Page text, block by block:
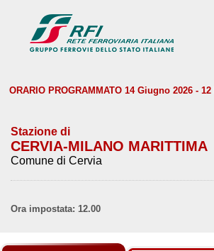
ORARIO PROGRAMMATO 14 Giugno 2026 -
Stazione di
CERVIA-MILANO MARITTIMA
Comune di Cervia
Ora impostata: 12.00